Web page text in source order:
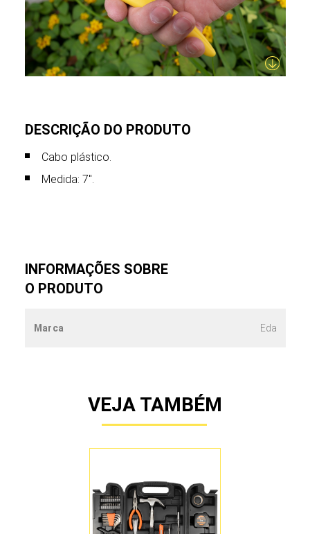
DESCRIÇÃO DO PRODUTO
Cabo plástico.
Medida: 7".
INFORMAÇÕES SOBRE
O PRODUTO
Marca Eda
VEJA TAMBÉM